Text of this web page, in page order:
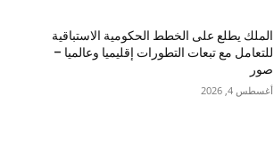
الملك يطلع على الخطط الحكومية الاستباقية
للتعامل مع تبعات التطورات إقليميا وعالميا –
صور
أغسطس 4, 2026